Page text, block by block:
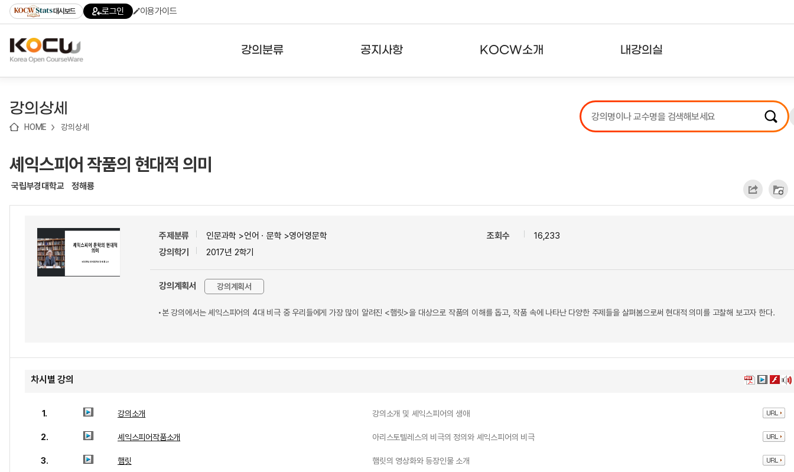
기
기
기
content)
가
대시보드 로그인 이용가이드
강의분류 공지사항 KOCW소개 내강의실
강의리스트
수강확인증강의
강의상세
HOME 강의상세
셰익스피어 작품의 현대적 의미
국립부경대학교 정해룡
주제분류
인문과학 >언어ㆍ문학 >영어영문학
강의학기
2017년 2학기
조회수 16,233
강의계획서 강의계획서
•본 강의에서는 셰익스피어의 4대 비극 중 우리들에게 가장 많이 알려진 <햄릿>을 대상으로 작품의 이해를 돕고, 작품 속에 나타난 다양한 주제들을 살펴봄으로써 현대적 의미를 고찰해 보고자 한다.
차시별 강의
1. 강의소개 강의소개 및 셰익스피어의 생애
2. 셰익스피어작품소개 아리스토텔레스의 비극의 정의와 셰익스피어의 비극
3. 햄릿 햄릿의 영상화와 등장인물 소개